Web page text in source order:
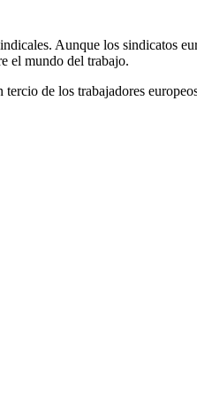
Aunque los sindicatos
el mundo del trabajo.
de los trabajadores